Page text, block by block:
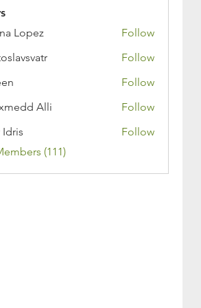
Lopez
Follow
Follow
Follow
Alli
Follow
Idris
Follow
(111)